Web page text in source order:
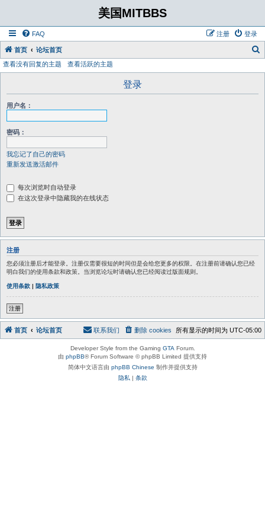
美国MITBBS
FAQ 登录
注册
首页 论坛首页
查看没有回复的主题 查看活跃的主题
登录
用户名：
密码：
我忘记了自己的密码
重新发送激活邮件
每次浏览时自动登录
在这次登录中隐藏我的在线状态
注册
您必须注册后才能登录。注册仅需要很短的时间但是会给您更多的权限。在注册前请确认您已经
明白我们的使用条款和政策。当浏览论坛时请确认您已经阅读过版面规则。
使用条款 | 隐私政策
注册
首页 论坛首页 所有显示的时间为 UTC-05:00
删除 cookies
联系我们
Developer Style from the Gaming GTA Forum.
由 phpBB® Forum Software © phpBB Limited 提供支持
简体中文语言由 phpBB Chinese 制作并提供支持
隐私 | 条款